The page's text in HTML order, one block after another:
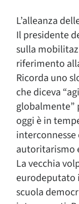
L’alleanza
Il presidente
sulla
riferimento
Ricorda uno
che diceva
globalmente”
oggi è in
autoritarismo
La vecchia
eurodeputato
scuola